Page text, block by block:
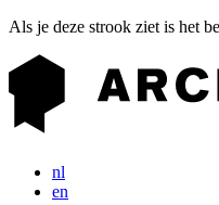
Als je deze strook ziet is het
nl
en